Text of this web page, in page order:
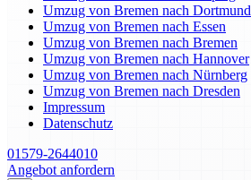
Umzug von Bremen nach Dortmund
Umzug von Bremen nach Essen
Umzug von Bremen nach Bremen
Umzug von Bremen nach Hannover
Umzug von Bremen nach Nürnberg
Umzug von Bremen nach Dresden
Impressum
Datenschutz
01579-2644010
Angebot anfordern